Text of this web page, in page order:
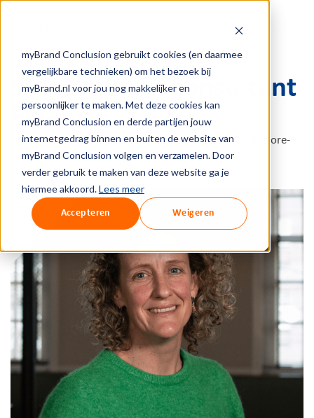
myBrand Conclusion gebruikt cookies (en daarmee
vergelijkbare technieken) om het bezoek bij
myBrand.nl voor jou nog makkelijker en
persoonlijker te maken. Met deze cookies kan
myBrand Conclusion en derde partijen jouw
internetgedrag binnen en buiten de website van
myBrand Conclusion volgen en verzamelen. Door
verder gebruik te maken van deze website ga je
hiermee akkoord.Lees meer
Accepteren Weigeren
SAP Business consultant
Finance
De frontrunner tijdens de Discovery-, Prepare- en Explore-
fase van een SAP-project.